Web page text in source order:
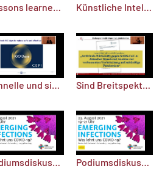
Lessons learned: Was das nächste Mal besser laufen sollte Künstliche Intelligenz in Biologie und Biomedizin
Podiumsdiskussion "Emerging Infections – Was lehrt uns Covid?" - Diskussionsrunde Podiumsdiskussion "Emerging Infections – Was lehrt uns Covid?" - Impulsvorträge